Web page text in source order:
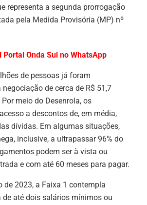
representa a segunda prorrogação
pela Medida Provisória (MP) nº
Portal Onda Sul no WhatsApp
de pessoas já foram
de cerca de R$ 51,7
meio do Desenrola, os
a descontos de, em média,
dívidas. Em algumas situações,
inclusive, a ultrapassar 96% do
podem ser à vista ou
e com até 60 meses para pagar.
de 2023, a Faixa 1 contempla
de até dois salários mínimos ou